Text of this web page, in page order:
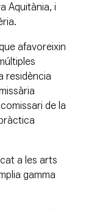
Aquitània, i
afavoreixin
residència
de la
a les arts
gamma